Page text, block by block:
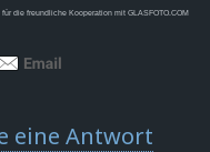
die freundliche Kooperation mit GLASFOTO.COM
eine Antwort